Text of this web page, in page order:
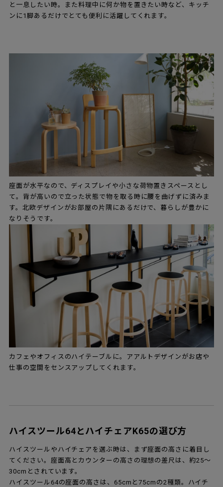
と一息したい時。また料理中に何か物を置きたい時など、キッチ
ンに1脚あるだけでとても便利に活躍してくれます。
座面が水平なので、ディスプレイや小さな荷物置きスペースとし
て。背が高いので立った状態で物を取る時に腰を曲げずに済みま
す。北欧デザインがお部屋の片隅にあるだけで、暮らしが豊かに
なりそうです。
カフェやオフィスのハイテーブルに。アアルトデザインがお店や
仕事の空間をセンスアップしてくれます。
ハイスツール64とハイチェアK65の選び方
ハイスツールやハイチェアを選ぶ時は、まず座面の高さに着目し
てください。座面高とカウンターの高さの理想の差尺は、約25～
30cmとされています。
ハイスツール64の座面の高さは、65cmと75cmの2種類。ハイチ